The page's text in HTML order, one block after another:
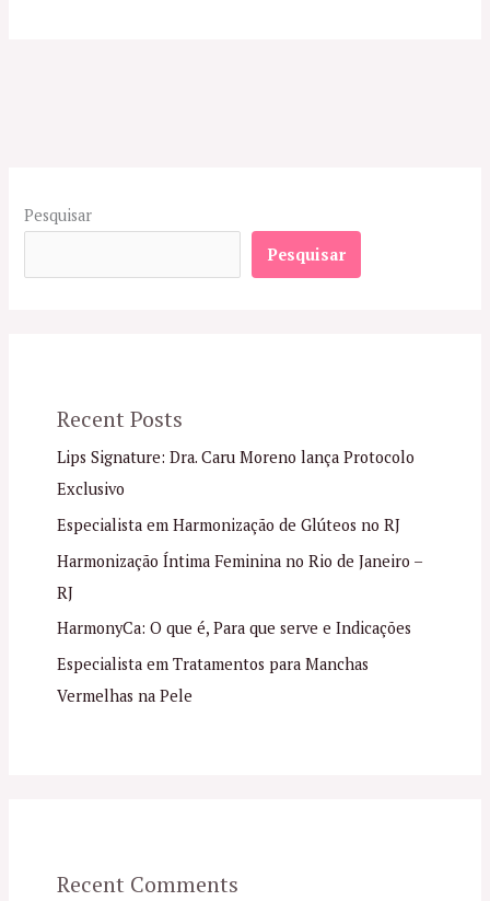
Pesquisar
Pesquisar
Recent Posts
Lips Signature: Dra. Caru Moreno lança Protocolo
Exclusivo
Especialista em Harmonização de Glúteos no RJ
Harmonização Íntima Feminina no Rio de Janeiro –
RJ
HarmonyCa: O que é, Para que serve e Indicações
Especialista em Tratamentos para Manchas
Vermelhas na Pele
Recent Comments